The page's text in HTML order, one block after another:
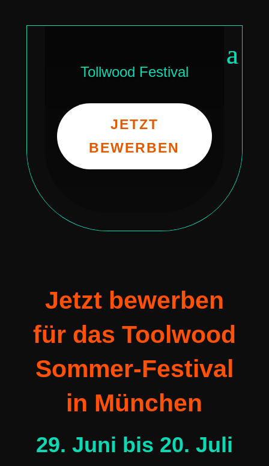
Tollwood Festival
JETZT
BEWERBEN
Jetzt bewerben
für das Toolwood
Sommer-Festival
in München
29. Juni bis 20. Juli